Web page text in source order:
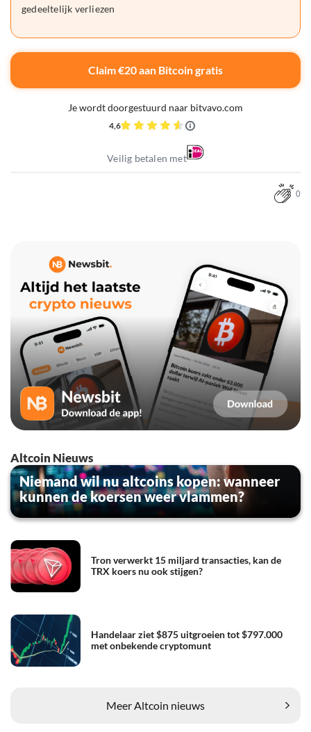
gedeeltelijk verliezen
Claim €20 aan Bitcoin gratis
Je wordt doorgestuurd naar bitvavo.com
4,6
Veilig betalen met
0
Altcoin Nieuws
Niemand wil nu altcoins kopen: wanneer
kunnen de koersen weer vlammen?
Tron verwerkt 15 miljard transacties, kan de
TRX koers nu ook stijgen?
Handelaar ziet $875 uitgroeien tot $797.000
met onbekende cryptomunt
Meer Altcoin nieuws